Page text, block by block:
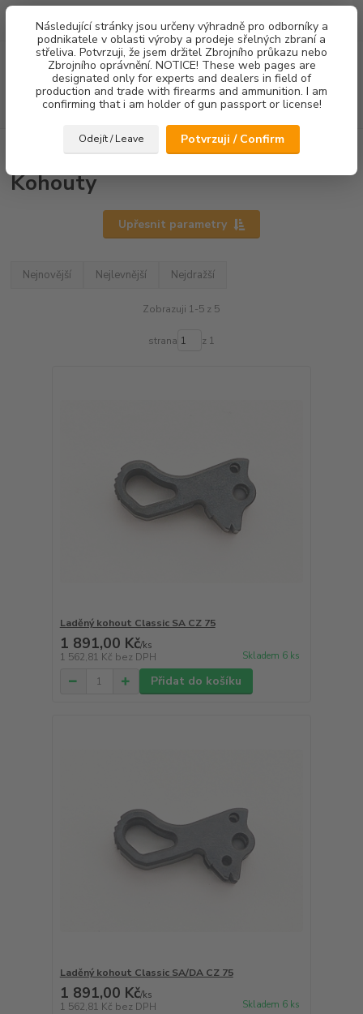
Následující stránky jsou určeny výhradně pro odborníky a
podnikatele v oblasti výroby a prodeje sřelných zbraní a
střeliva. Potvrzuji, že jsem držitel Zbrojního průkazu nebo
Zbrojního oprávnění. NOTICE! These web pages are
designated only for experts and dealers in field of
production and trade with firearms and ammunition. I am
confirming that i am holder of gun passport or license!
Odejít / Leave Potvrzuji / Confirm
Menu
Hledat
za0,00 Kč
Kohouty
Upřesnit parametry
Nejnovější Nejlevnější Nejdražší
Zobrazuji 1-5 z 5
strana z 1
Laděný kohout Classic SA CZ 75
1 891,00 Kč/ks
1 562,81 Kč bez DPH Skladem 6 ks
Přidat do košíku
Laděný kohout Classic SA/DA CZ 75
1 891,00 Kč/ks
1 562,81 Kč bez DPH Skladem 6 ks